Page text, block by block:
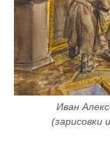
Иван
(зарисовки